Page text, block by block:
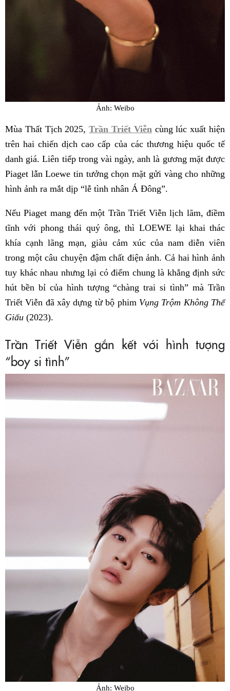
Ảnh: Weibo
Mùa Thất Tịch 2025,Trần Triết Viễncùng lúc xuất hiện
trên hai chiến dịch cao cấp của các thương hiệu quốc tế
danh giá. Liên tiếp trong vài ngày, anh là gương mặt được
Piaget lẫn Loewe tin tưởng chọn mặt gửi vàng cho những
hình ảnh ra mắt dịp “lễ tình nhân Á Đông”.
Nếu Piaget mang đến một Trần Triết Viễn lịch lãm, điềm
tĩnh với phong thái quý ông, thì LOEWE lại khai thác
khía cạnh lãng mạn, giàu cảm xúc của nam diễn viên
trong một câu chuyện đậm chất điện ảnh. Cả hai hình ảnh
tuy khác nhau nhưng lại có điểm chung là khẳng định sức
hút bền bỉ của hình tượng “chàng trai si tình” mà Trần
Triết Viễn đã xây dựng từ bộ phim Vụng Trộm Không Thể
Giấu (2023).
Trần Triết Viễn gắn kết với hình tượng
“boy si tình”
Ảnh: Weibo